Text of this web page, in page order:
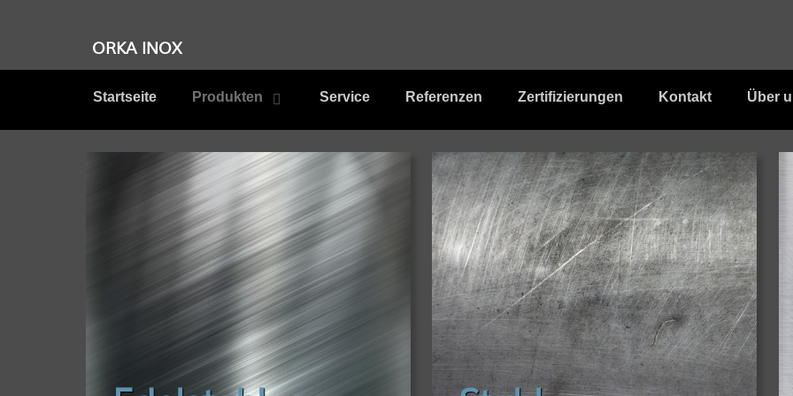
ORKA INOX
Startseite Produkten Service Referenzen Zertifizierungen Kontakt Über